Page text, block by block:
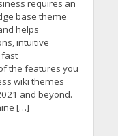
requires an
base theme
helps
intuitive
the features you
wiki themes
and beyond.
[…]